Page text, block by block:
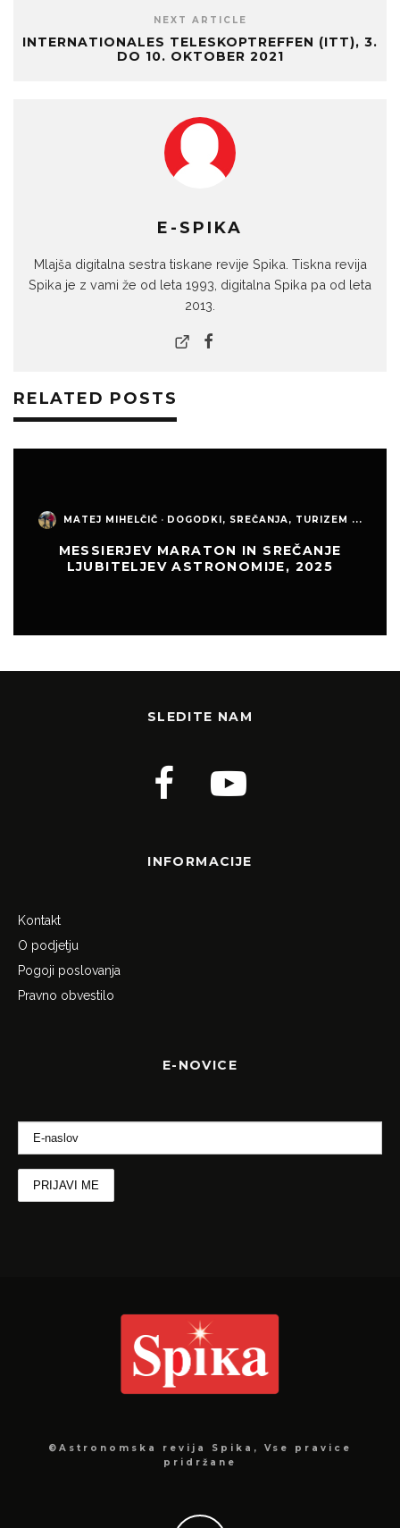
NEXT ARTICLE
INTERNATIONALES TELESKOPTREFFEN (ITT), 3.
DO 10. OKTOBER 2021
E-SPIKA
Mlajša digitalna sestra tiskane revije Spika. Tiskna revija
Spika je z vami že od leta 1993, digitalna Spika pa od leta
2013.
RELATED POSTS
MATEJ MIHELČIČ · DOGODKI, SREČANJA, TURIZEM ...
MESSIERJEV MARATON IN SREČANJE
LJUBITELJEV ASTRONOMIJE, 2025
SLEDITE NAM
INFORMACIJE
Kontakt
O podjetju
Pogoji poslovanja
Pravno obvestilo
E-NOVICE
©Astronomska revija Spika, Vse pravice
pridržane